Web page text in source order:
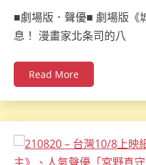
■劇場版．聲優■ 劇場版
息！ 漫畫家北条司的八
Read More